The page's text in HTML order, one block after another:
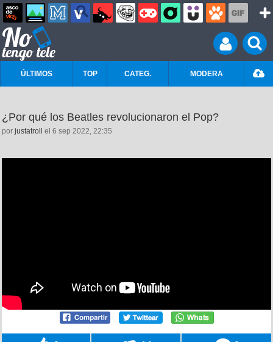
ÚLTIMOS TOP CATEG. MODERA
¿Por qué los Beatles revolucionaron el Pop?
por justatroll el 6 sep 2022, 22:35